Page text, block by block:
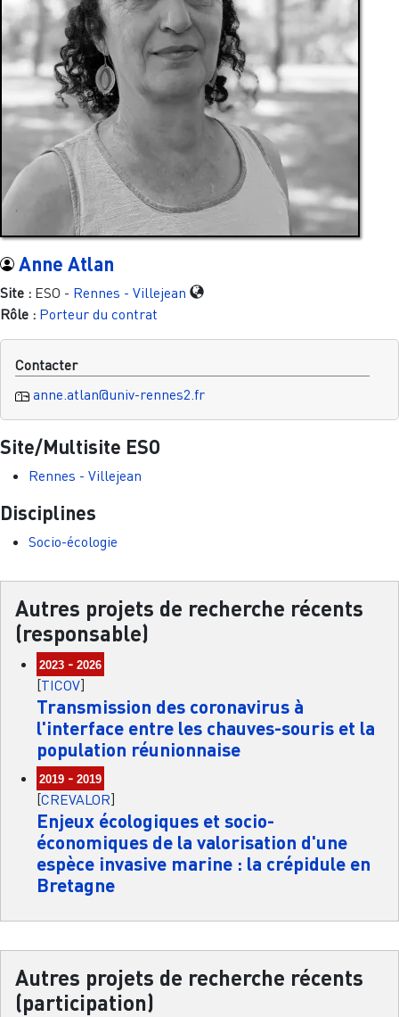
Anne Atlan
Site : ESO - Rennes - Villejean
Rôle : Porteur du contrat
Contacter
anne.atlan@univ-rennes2.fr
Site/Multisite ESO
Rennes - Villejean
Disciplines
Socio-écologie
Autres projets de recherche récents
(responsable)
2023 -2026
[TICOV]
Transmission des coronavirus à
l'interface entre les chauves-souris et la
population réunionnaise
2019 -2019
[CREVALOR]
Enjeux écologiques et socio-
économiques de la valorisation d'une
espèce invasive marine : la crépidule en
Bretagne
Autres projets de recherche récents
(participation)